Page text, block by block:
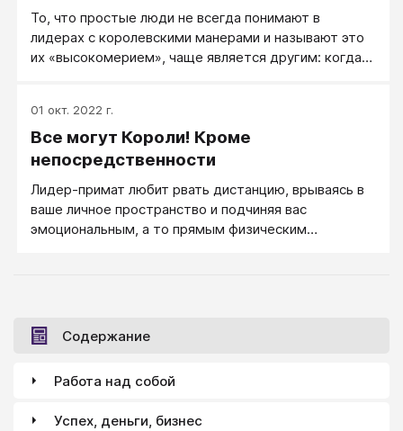
То, что простые люди не всегда понимают в
лидерах с королевскими манерами и называют это
их «высокомерием», чаще является другим: когда-
элементарной аккуратностью.
01 окт. 2022 г.
Все могут Короли! Кроме
непосредственности
Лидер-примат любит рвать дистанцию, врываясь в
ваше личное пространство и подчиняя вас
эмоциональным, а то прямым физическим
соответственно он не будет уважать ни вашу
потребность в личном пространстве, ни ваш к нему
Содержание
Работа над собой
Успех, деньги, бизнес